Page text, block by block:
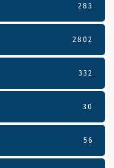
283
2802
332
30
56